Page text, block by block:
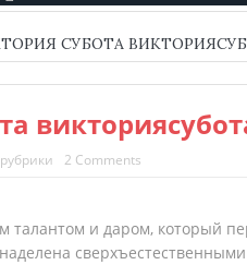
СУБОТА
2 Comments
и даром, который